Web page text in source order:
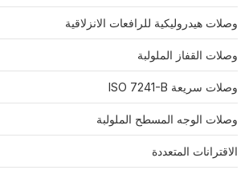
وصلات هيدروليكية للرافعات الانزلاقية
وصلات القفاز الملولبة
وصلات سريعة ISO 7241-B
وصلات الوجه المسطح الملولبة
الاقترانات المتعددة